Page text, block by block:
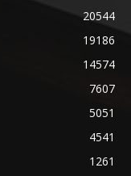
20544
19186
14574
7607
5051
4541
1261